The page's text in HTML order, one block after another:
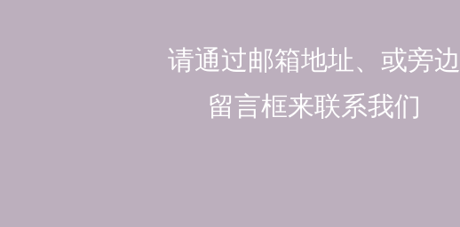
请通过邮箱地址、或旁边
留言框来联系我们